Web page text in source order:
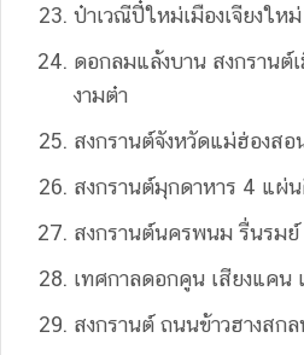
ป๋าเวณีปี๋ใหม่เมืองเจียงใหม่
ดอกลมแล้งบาน สงกราน
งามต๋า
สงกรานต์จังหวัดแม่ฮ่องสอ
สงกรานต์มุกดาหาร 4 แผ่
สงกรานต์นครพนม รื่นรม
เทศกาลดอกคูน เสียงแคน
สงกรานต์ ถนนข้าวฮางส